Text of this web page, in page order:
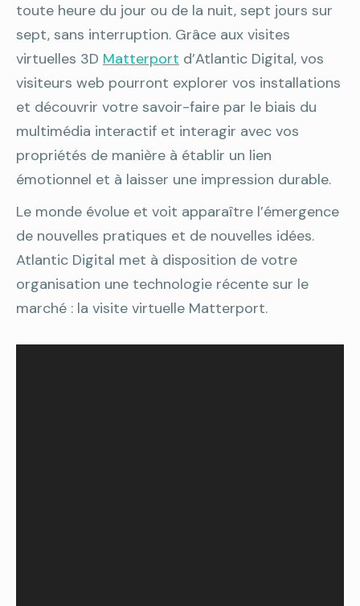
toute heure du jour ou de la nuit, sept jours sur
sept, sans interruption. Grâce aux visites
virtuelles 3D Matterport d’Atlantic Digital, vos
visiteurs web pourront explorer vos installations
et découvrir votre savoir-faire par le biais du
multimédia interactif et interagir avec vos
propriétés de manière à établir un lien
émotionnel et à laisser une impression durable.
Le monde évolue et voit apparaître l’émergence
de nouvelles pratiques et de nouvelles idées.
Atlantic Digital met à disposition de votre
organisation une technologie récente sur le
marché : la visite virtuelle Matterport.